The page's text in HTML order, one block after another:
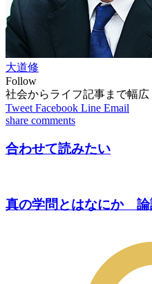
大道修
Follow
社会からライフ記事まで幅広
Tweet Facebook Line Email
share comments
合わせて読みたい
真の学問とはなにか